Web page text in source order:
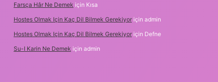
Farsça Hâr Ne Demek için Kısa
Hostes Olmak Için Kaç Dil Bilmek Gerekiyor için admin
Hostes Olmak Için Kaç Dil Bilmek Gerekiyor için Defne
Su-I Karin Ne Demek için admin